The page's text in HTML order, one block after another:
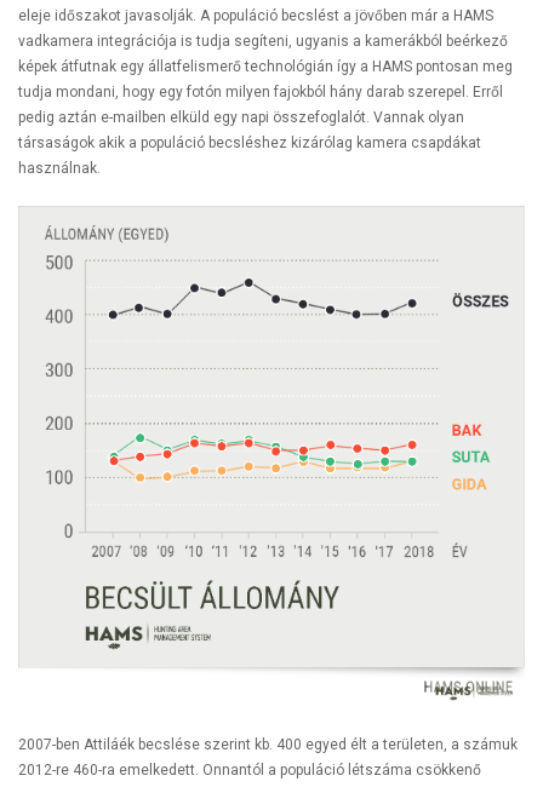
eleje időszakot javasolják. A populáció becslést a jövőben már a HAMS
vadkamera integrációja is tudja segíteni, ugyanis a kamerákból beérkező
képek átfutnak egy állatfelismerő technológián így a HAMS pontosan meg
tudja mondani, hogy egy fotón milyen fajokból hány darab szerepel. Erről
pedig aztán e-mailben elküld egy napi összefoglalót. Vannak olyan
társaságok akik a populáció becsléshez kizárólag kamera csapdákat
használnak.
2007-ben Attiláék becslése szerint kb. 400 egyed élt a területen, a számuk
2012-re 460-ra emelkedett. Onnantól a populáció létszáma csökkenő